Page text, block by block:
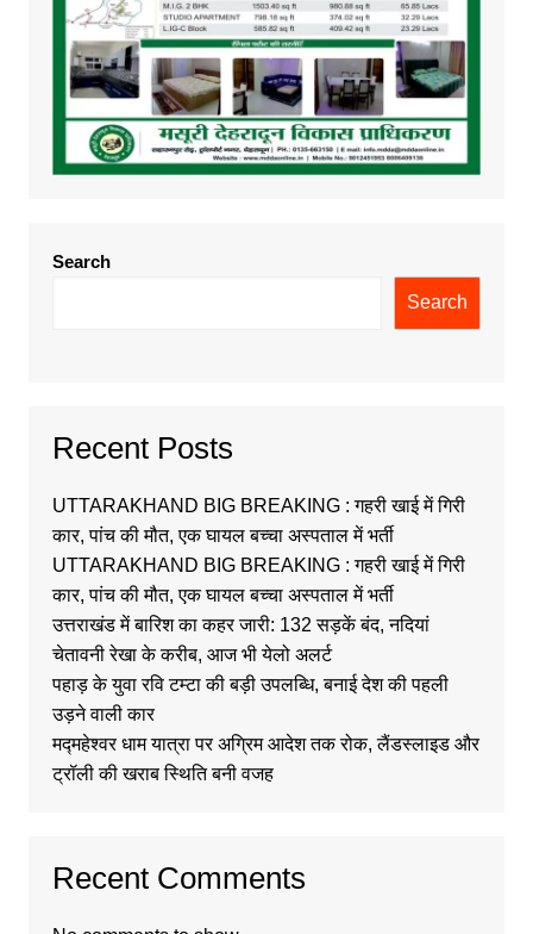
Search
Search
Recent Posts
UTTARAKHAND BIG BREAKING : गहरी खाई में गिरी
कार, पांच की मौत, एक घायल बच्चा अस्पताल में भर्ती
UTTARAKHAND BIG BREAKING : गहरी खाई में गिरी
कार, पांच की मौत, एक घायल बच्चा अस्पताल में भर्ती
उत्तराखंड में बारिश का कहर जारी: 132 सड़कें बंद, नदियां
चेतावनी रेखा के करीब, आज भी येलो अलर्ट
पहाड़ के युवा रवि टम्टा की बड़ी उपलब्धि, बनाई देश की पहली
उड़ने वाली कार
मद्महेश्वर धाम यात्रा पर अग्रिम आदेश तक रोक, लैंडस्लाइड और
ट्रॉली की खराब स्थिति बनी वजह
Recent Comments